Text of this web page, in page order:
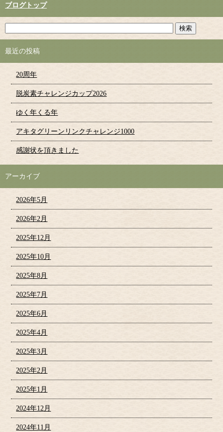
ブログトップ
最近の投稿
20周年
脱炭素チャレンジカップ2026
ゆく年くる年
アキタグリーンリンクチャレンジ1000
感謝状を頂きました
アーカイブ
2026年5月
2026年2月
2025年12月
2025年10月
2025年8月
2025年7月
2025年6月
2025年4月
2025年3月
2025年2月
2025年1月
2024年12月
2024年11月